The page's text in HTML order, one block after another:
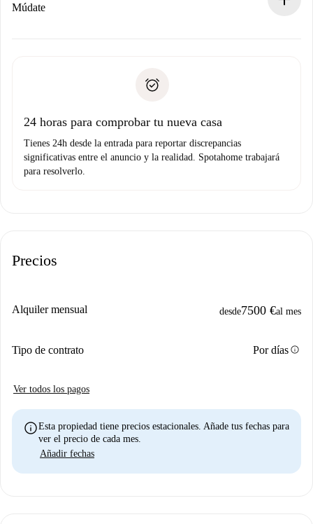
Si es rechazada: No te haremos ningún cargo y te
Prueba de solvencia
Múdate
no nos comunicas ningún problema.
24 horas para comprobar tu nueva casa
Tienes 24h desde la entrada para reportar discrepancias
significativas entre el anuncio y la realidad. Spotahome trabajará
para resolverlo.
Precios
Alquiler mensual desde7500 €al mes
Tipo de contrato Por díasinfo
Ver todos los pagos
infoEsta propiedad tiene precios estacionales. Añade tus fechas para
ver el precio de cada mes.
Añadir fechas